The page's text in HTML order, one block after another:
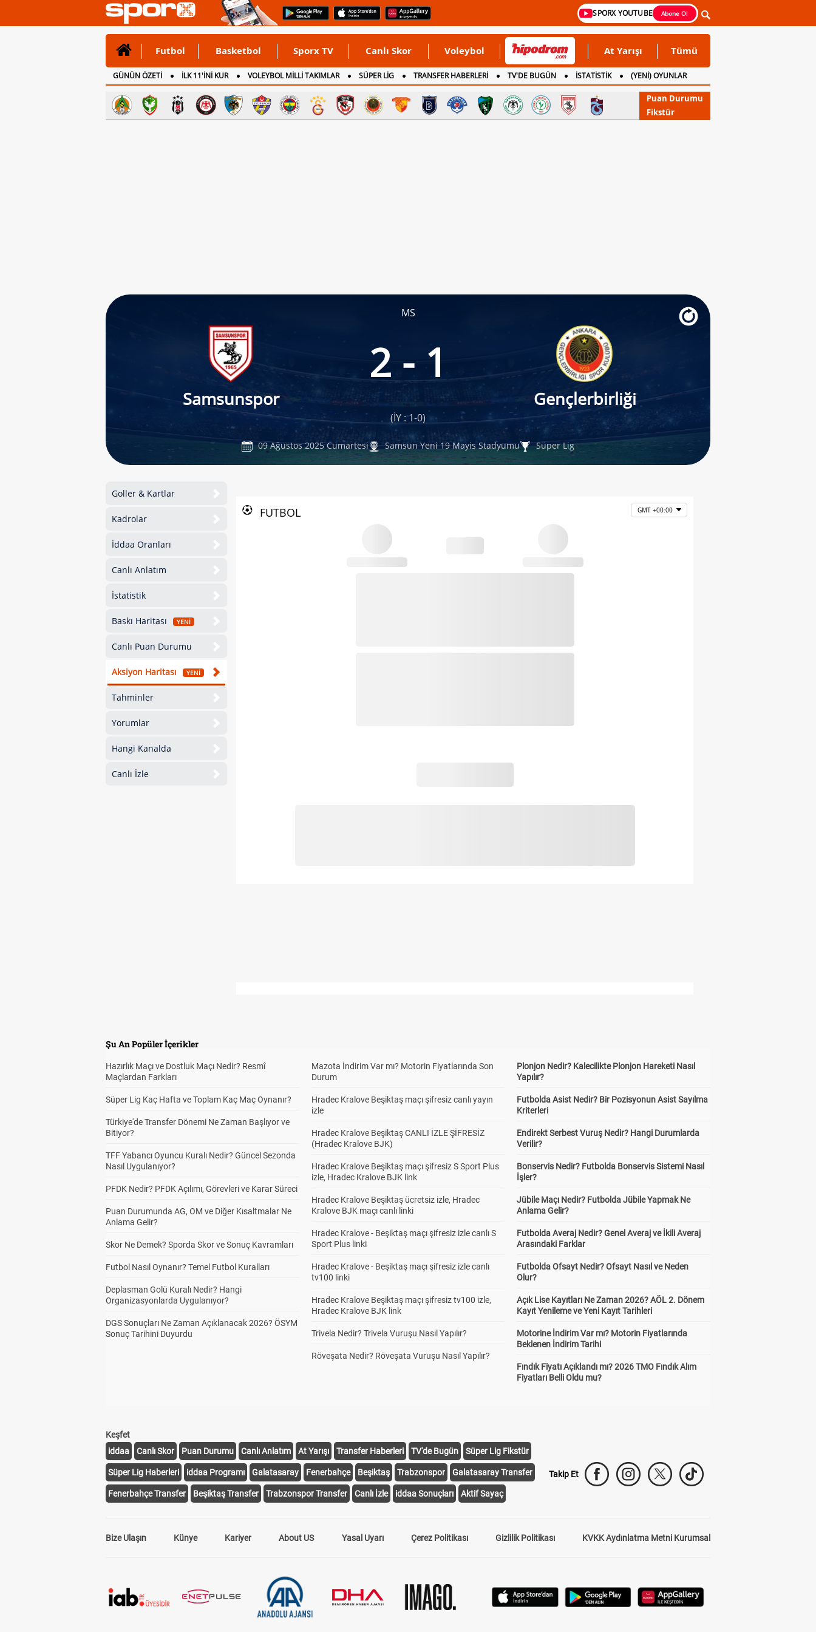
SPORX YOUTUBE Abone Ol
Futbol Basketbol Sporx TV Canlı Skor Voleybol At Yarışı Tümü
GÜNÜN ÖZETİ İLK 11'İNİ KUR VOLEYBOL MİLLİ TAKIMLAR SÜPER LİG TRANSFER HABERLERİ TV'DE BUGÜN İSTATİSTİK
(YENİ) OYUNLAR
CANLI ANLATIM
İNGİLTERE
Puan Durumu
Fikstür
MS
Samsunspor
2 - 1
Gençlerbirliği
(İY : 1-0)
09 Ağustos 2025 Cumartesi Samsun Yeni 19 Mayis Stadyumu Süper Lig
Goller & Kartlar
Kadrolar
İddaa Oranları
Canlı Anlatım
İstatistik
Baskı Haritası YENİ
Canlı Puan Durumu
Aksiyon Haritası YENİ
Tahminler
Yorumlar
Hangi Kanalda
Canlı İzle
FUTBOL GMT +00:00
Şu An Popüler İçerikler
Hazırlık Maçı ve Dostluk Maçı Nedir? Resmî
Maçlardan Farkları
Süper Lig Kaç Hafta ve Toplam Kaç Maç Oynanır?
Türkiye'de Transfer Dönemi Ne Zaman Başlıyor ve
Bitiyor?
TFF Yabancı Oyuncu Kuralı Nedir? Güncel Sezonda
Nasıl Uygulanıyor?
PFDK Nedir? PFDK Açılımı, Görevleri ve Karar Süreci
Puan Durumunda AG, OM ve Diğer Kısaltmalar Ne
Anlama Gelir?
Skor Ne Demek? Sporda Skor ve Sonuç Kavramları
Futbol Nasıl Oynanır? Temel Futbol Kuralları
Deplasman Golü Kuralı Nedir? Hangi
Organizasyonlarda Uygulanıyor?
DGS Sonuçları Ne Zaman Açıklanacak 2026? ÖSYM
Sonuç Tarihini Duyurdu
Mazota İndirim Var mı? Motorin Fiyatlarında Son
Durum
Hradec Kralove Beşiktaş maçı şifresiz canlı yayın
izle
Hradec Kralove Beşiktaş CANLI İZLE ŞİFRESİZ
(Hradec Kralove BJK)
Hradec Kralove Beşiktaş maçı şifresiz S Sport Plus
izle, Hradec Kralove BJK link
Hradec Kralove Beşiktaş ücretsiz izle, Hradec
Kralove BJK maçı canlı linki
Hradec Kralove - Beşiktaş maçı şifresiz izle canlı S
Sport Plus linki
Hradec Kralove - Beşiktaş maçı şifresiz izle canlı
tv100 linki
Hradec Kralove Beşiktaş maçı şifresiz tv100 izle,
Hradec Kralove BJK link
Trivela Nedir? Trivela Vuruşu Nasıl Yapılır?
Röveşata Nedir? Röveşata Vuruşu Nasıl Yapılır?
Plonjon Nedir? Kalecilikte Plonjon Hareketi Nasıl
Yapılır?
Futbolda Asist Nedir? Bir Pozisyonun Asist Sayılma
Kriterleri
Endirekt Serbest Vuruş Nedir? Hangi Durumlarda
Verilir?
Bonservis Nedir? Futbolda Bonservis Sistemi Nasıl
İşler?
Jübile Maçı Nedir? Futbolda Jübile Yapmak Ne
Anlama Gelir?
Futbolda Averaj Nedir? Genel Averaj ve İkili Averaj
Arasındaki Farklar
Futbolda Ofsayt Nedir? Ofsayt Nasıl ve Neden
Olur?
Açık Lise Kayıtları Ne Zaman 2026? AÖL 2. Dönem
Kayıt Yenileme ve Yeni Kayıt Tarihleri
Motorine İndirim Var mı? Motorin Fiyatlarında
Beklenen İndirim Tarihi
Fındık Fiyatı Açıklandı mı? 2026 TMO Fındık Alım
Fiyatları Belli Oldu mu?
Keşfet
iddaa
Canlı Skor Puan Durumu Canlı Anlatım At Yarışı Transfer Haberleri TV'de Bugün Süper Lig Fikstür
Süper Lig Haberleri iddaa Programı Galatasaray Fenerbahçe Beşiktaş Trabzonspor Galatasaray Transfer
Fenerbahçe Transfer Beşiktaş Transfer Trabzonspor Transfer Canlı İzle iddaa Sonuçları Aktif Sayaç
Takip Et
Bize Ulaşın Künye Kariyer About US Yasal Uyarı Çerez Politikası Gizlilik Politikası KVKK Aydınlatma Metni Kurumsal